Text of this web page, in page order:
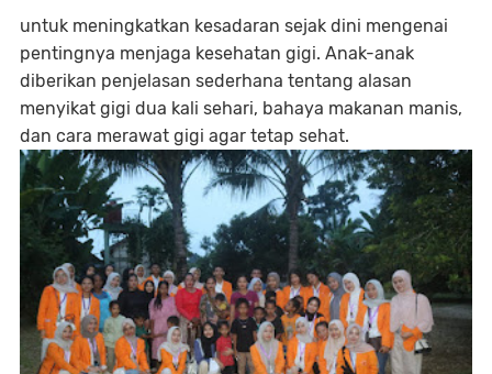
untuk meningkatkan kesadaran sejak dini mengenai
pentingnya menjaga kesehatan gigi. Anak-anak
diberikan penjelasan sederhana tentang alasan
menyikat gigi dua kali sehari, bahaya makanan manis,
dan cara merawat gigi agar tetap sehat.